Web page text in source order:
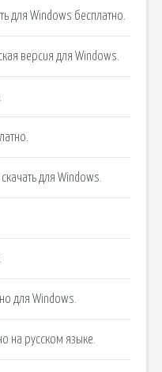
для Windows бесплатно.
версия для Windows.
для Windows.
для Windows.
на русском языке.